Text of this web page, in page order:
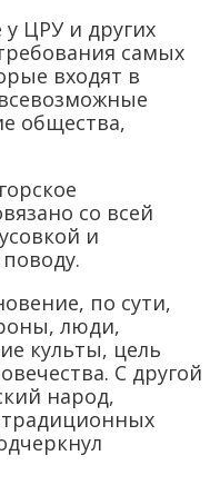
ЦРУ и других
самых
входят в
общества,
со всей
и
по сути,
люди,
культы, цель
С другой
народ,